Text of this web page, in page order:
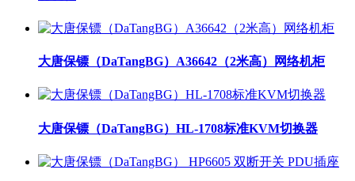
大唐保镖（DaTangBG）A36642（2米高）网络机柜
大唐保镖（DaTangBG）HL-1708标准KVM切换器